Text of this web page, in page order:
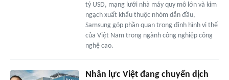
tỷ USD, mạng lưới nhà máy quy mô lớn và kim
ngạch xuất khẩu thuộc nhóm dẫn đầu,
Samsung góp phần quan trọng định hình vị thế
của Việt Nam trong ngành công nghiệp công
nghệ cao.
Nhân lực Việt đang chuyển dịch